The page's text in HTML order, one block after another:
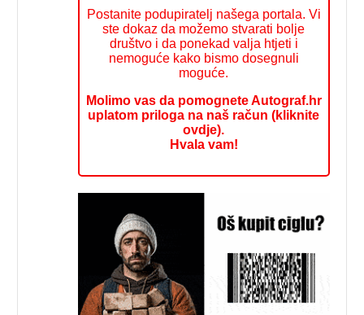
Postanite podupiratelj našega portala. Vi
ste dokaz da možemo stvarati bolje
društvo i da ponekad valja htjeti i
nemoguće kako bismo dosegnuli
moguće.
Molimo vas da pomognete Autograf.hr
uplatom priloga na naš račun (kliknite
ovdje).
Hvala vam!